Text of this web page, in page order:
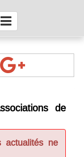
de
actualités ne